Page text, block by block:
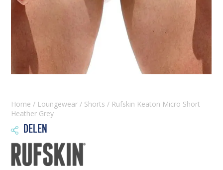
Home / Loungewear / Shorts / Rufskin Keaton Micro Short
Heather Grey
 DELEN